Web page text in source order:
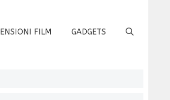
FILM GADGETS